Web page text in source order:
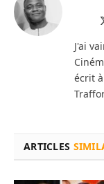
J'ai
écrit
ARTICLES